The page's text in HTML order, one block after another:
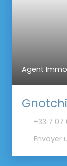
Agent
+33 7 07
Envoyer